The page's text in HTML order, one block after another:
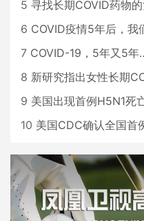
5 寻找长期COVID药物
6 COVID疫情5年后，我们
7 COVID-19，5年又5年
8 新研究指出女性长期
9 美国出现首例H5N1死
10 美国CDC确认全国首例